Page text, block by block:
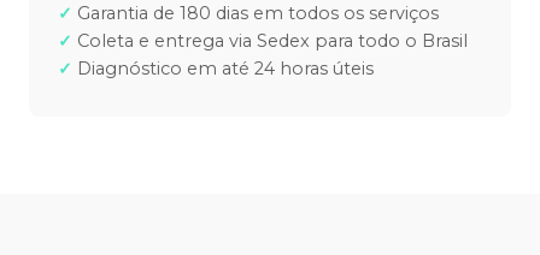
Garantia de 180 dias em todos os serviços
Coleta e entrega via Sedex para todo o Brasil
Diagnóstico em até 24 horas úteis